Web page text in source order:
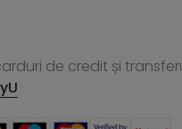
de credit și